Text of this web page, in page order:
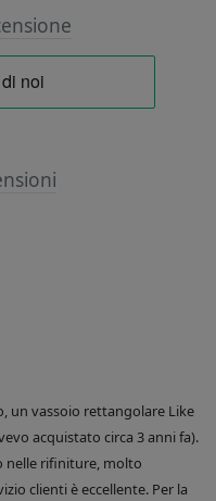
un vassoio rettangolare Like
acquistato circa 3 anni fa).
nelle rifiniture, molto
clienti è eccellente. Per la